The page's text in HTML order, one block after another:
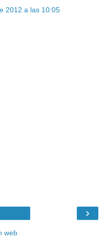
2012 a las 10:05
›
web